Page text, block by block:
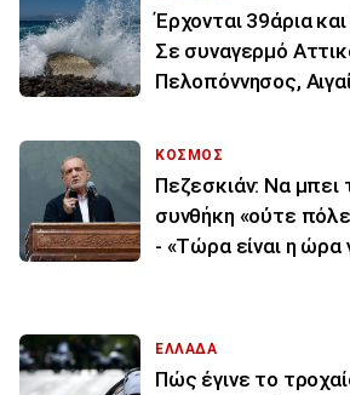
Έρχονται 39άρια
Σε συναγερμό
Πελοπόννησος,
ΚΟΣΜΟΣ
Πεζεσκιάν: Να μπει
συνθήκη «ούτε
- «Τώρα είναι η ώρα
ΕΛΛΑΔΑ
Πώς έγινε το